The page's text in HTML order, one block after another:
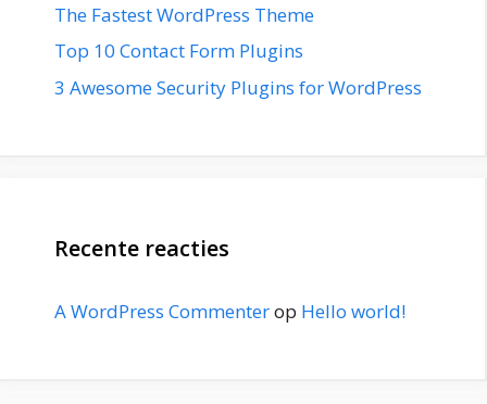
The Fastest WordPress Theme
Top 10 Contact Form Plugins
3 Awesome Security Plugins for WordPress
Recente reacties
A WordPress Commenterop Hello world!